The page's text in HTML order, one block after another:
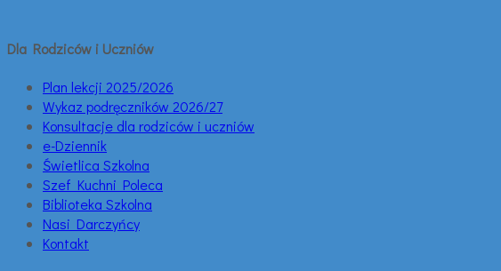
Dla Rodziców i Uczniów
Plan lekcji 2025/2026
Wykaz podręczników 2026/27
Konsultacje dla rodziców i uczniów
e-Dziennik
Świetlica Szkolna
Szef Kuchni Poleca
Biblioteka Szkolna
Nasi Darczyńcy
Kontakt